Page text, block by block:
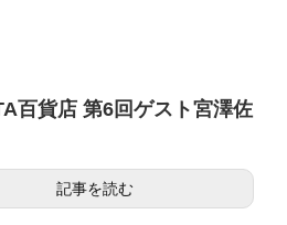
百貨店 第6回ゲスト宮澤佐
記事を読む